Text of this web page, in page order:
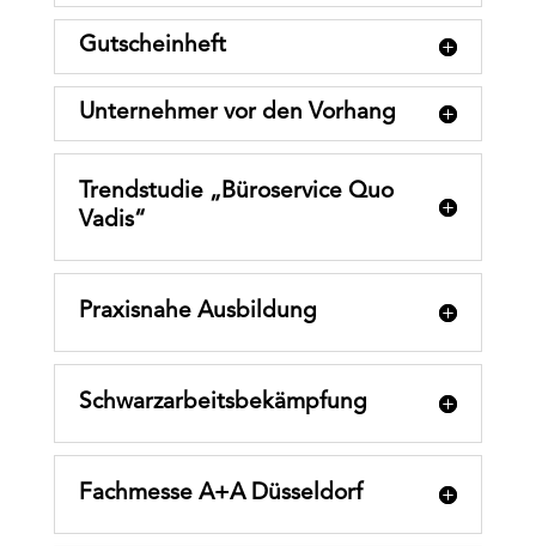
Gutscheinheft
Unternehmer vor den Vorhang
Trendstudie „Büroservice Quo
Vadis“
Praxisnahe Ausbildung
Schwarzarbeitsbekämpfung
Fachmesse A+A Düsseldorf